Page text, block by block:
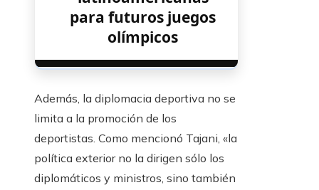
para futuros juegos
olímpicos
Además, la diplomacia deportiva no se
limita a la promoción de los
deportistas. Como mencionó Tajani, «la
política exterior no la dirigen sólo los
diplomáticos y ministros, sino también